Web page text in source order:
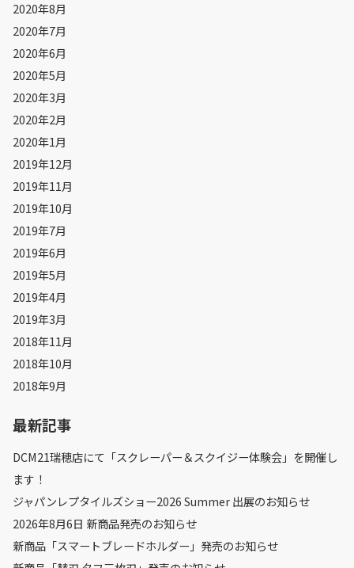
2020年8月
2020年7月
2020年6月
2020年5月
2020年3月
2020年2月
2020年1月
2019年12月
2019年11月
2019年10月
2019年7月
2019年6月
2019年5月
2019年4月
2019年3月
2018年11月
2018年10月
2018年9月
最新記事
DCM21瑞穂店にて「スクレーパー＆スクイジー体験会」を開催し
ます！
ジャパンレプタイルズショー2026 Summer 出展のお知らせ
2026年8月6日 新商品発売のお知らせ
新商品「スマートブレードホルダー」発売のお知らせ